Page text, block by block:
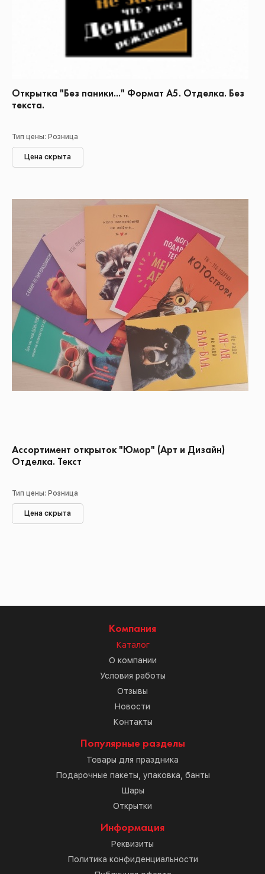
Открытка "Без паники..." Формат А5. Отделка. Без
текста.
Тип цены: Розница
Цена скрыта
Ассортимент открыток "Юмор" (Арт и Дизайн)
Отделка. Текст
Тип цены: Розница
Цена скрыта
Компания
Каталог
О компании
Условия работы
Отзывы
Новости
Контакты
Популярные разделы
Товары для праздника
Подарочные пакеты, упаковка, банты
Шары
Открытки
Информация
Реквизиты
Политика конфиденциальности